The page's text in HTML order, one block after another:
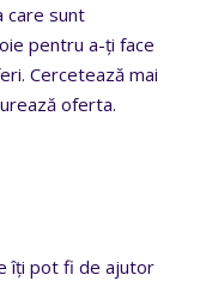
care sunt
pentru a-ți face
Cercetează mai
oferta.
îți pot fi de ajutor